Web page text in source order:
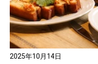
2025年10月14日